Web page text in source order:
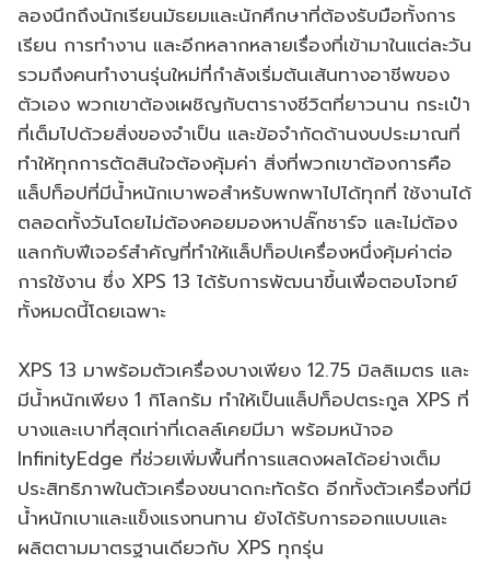
ลองนึกถึงนักเรียนมัธยมและนักศึกษาที่ต้องรับมือทั้งการ
เรียน การทำงาน และอีกหลากหลายเรื่องที่เข้ามาในแต่ละวัน
รวมถึงคนทำงานรุ่นใหม่ที่กำลังเริ่มต้นเส้นทางอาชีพของ
ตัวเอง พวกเขาต้องเผชิญกับตารางชีวิตที่ยาวนาน กระเป๋า
ที่เต็มไปด้วยสิ่งของจำเป็น และข้อจำกัดด้านงบประมาณที่
ทำให้ทุกการตัดสินใจต้องคุ้มค่า สิ่งที่พวกเขาต้องการคือ
แล็ปท็อปที่มีน้ำหนักเบาพอสำหรับพกพาไปได้ทุกที่ ใช้งานได้
ตลอดทั้งวันโดยไม่ต้องคอยมองหาปลั๊กชาร์จ และไม่ต้อง
แลกกับฟีเจอร์สำคัญที่ทำให้แล็ปท็อปเครื่องหนึ่งคุ้มค่าต่อ
การใช้งาน ซึ่ง XPS 13 ได้รับการพัฒนาขึ้นเพื่อตอบโจทย์
ทั้งหมดนี้โดยเฉพาะ
XPS 13 มาพร้อมตัวเครื่องบางเพียง 12.75 มิลลิเมตร และ
มีน้ำหนักเพียง 1 กิโลกรัม ทำให้เป็นแล็ปท็อปตระกูล XPS ที่
บางและเบาที่สุดเท่าที่เดลล์เคยมีมา พร้อมหน้าจอ
InfinityEdge ที่ช่วยเพิ่มพื้นที่การแสดงผลได้อย่างเต็ม
ประสิทธิภาพในตัวเครื่องขนาดกะทัดรัด อีกทั้งตัวเครื่องที่มี
น้ำหนักเบาและแข็งแรงทนทาน ยังได้รับการออกแบบและ
ผลิตตามมาตรฐานเดียวกับ XPS ทุกรุ่น